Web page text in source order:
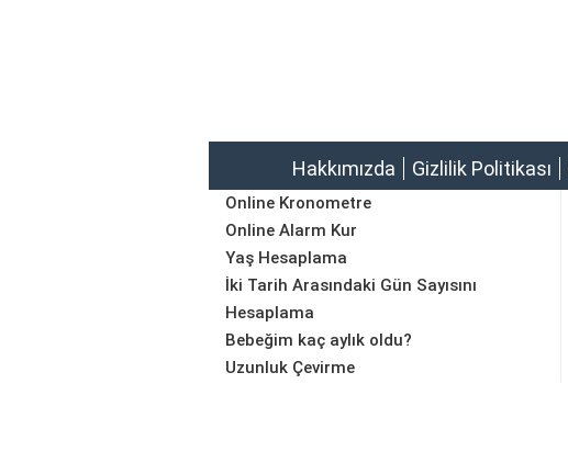
Hakkımızda Gizlilik Politikası
Online Kronometre
Online Alarm Kur
Yaş Hesaplama
İki Tarih Arasındaki Gün Sayısını
Hesaplama
Bebeğim kaç aylık oldu?
Uzunluk Çevirme